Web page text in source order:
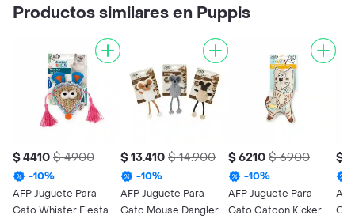
Productos similares en Puppis
$ 4410 $ 4900
-10%
AFP Juguete Para
Gato Whister Fiesta
$ 13.410 $ 14.900
-10%
AFP Juguete Para
Gato Mouse Dangler
$ 6210 $ 6900
-10%
AFP Juguete Para
Gato Catoon Kicker
$